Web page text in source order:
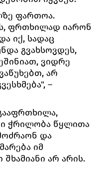
ფართოა.
ფრთხილად იარონ
იქ, სადაც
გვახსოვდეს,
ვიდრე
არ
–
ჭრილობა წყლითა
და
იმ
არ არის.